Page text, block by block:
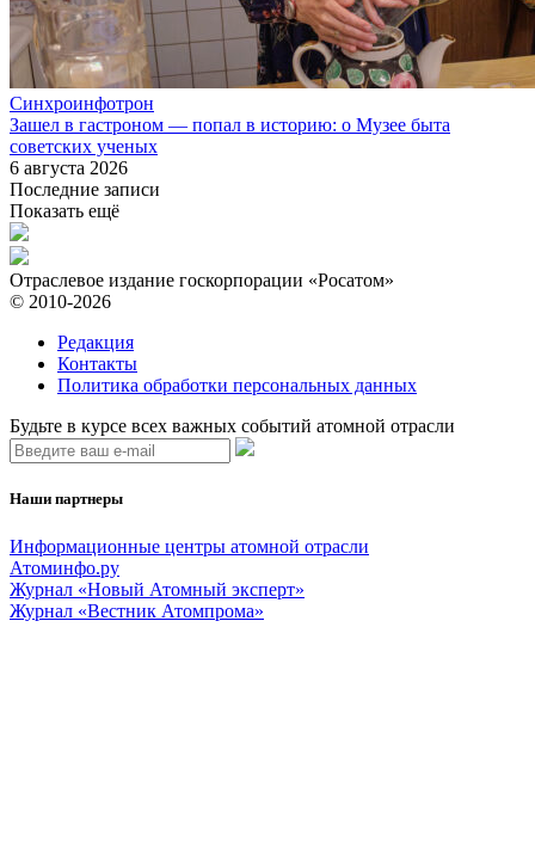
Синхроинфотрон
Зашел в гастроном — попал в историю: о Музее быта
советских ученых
6 августа 2026
Последние записи
Показать ещё
Отраслевое издание госкорпорации «Росатом»
© 2010-2026
Редакция
Контакты
Политика обработки персональных данных
Будьте в курсе всех важных событий атомной отрасли
Наши партнеры
Информационные центры атомной отрасли
Атоминфо.ру
Журнал «Новый Атомный эксперт»
Журнал «Вестник Атомпрома»